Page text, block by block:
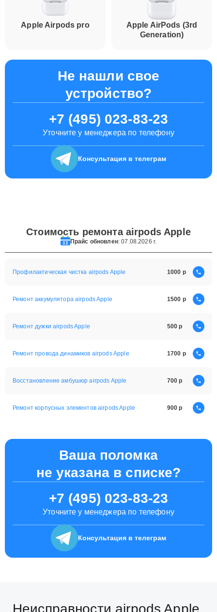
Apple Airpods pro
Apple AirPods (3rd
Generation)
Не нашли свое
устройство?
+7 (495) 023-83-23
Уточните у менеджера по телефону
Консультация в телеграм
Стоимость ремонта airpods Apple
Прайс обновлен: 07.08.2026 г.
Профилактическая чистка airpods Apple 1000
Ремонт аккумулятора airpods Apple 1500
Ремонт дужки airpods Apple 500
Ремонт провода динамиков airpods Apple 1700
Восстановление амбушюр airpods Apple 700
Ремонт корпусных элементов airpods Apple 900
Ваша поломка
не указана в списке?
+7 (495) 023-83-23
Уточните у менеджера по телефону
Консультация в телеграм
Неисправности airpods Apple